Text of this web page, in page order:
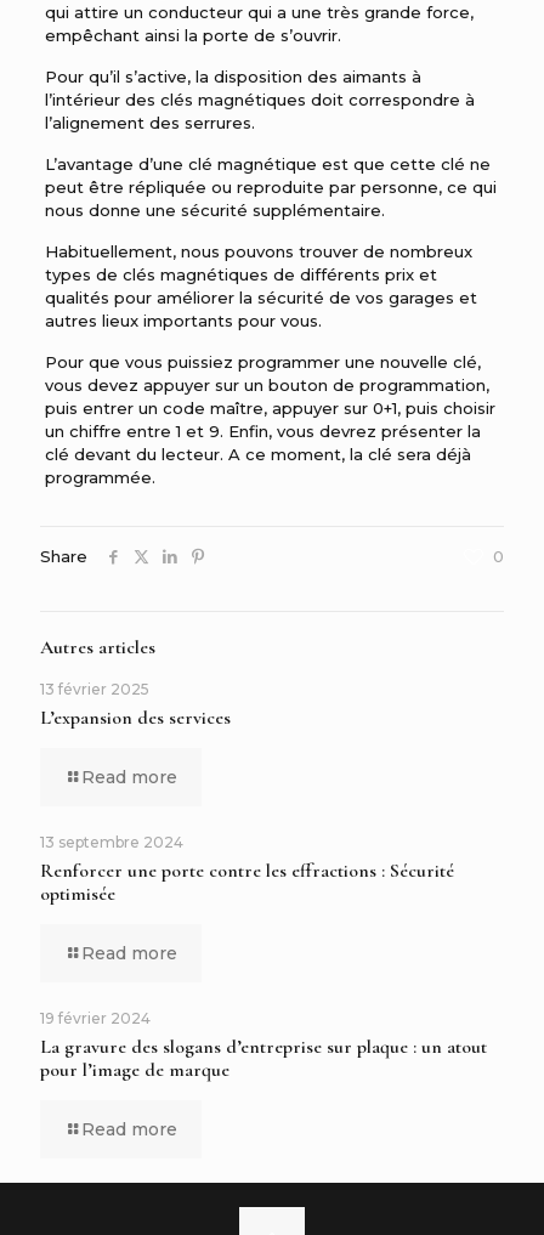
qui attire un conducteur qui a une très grande force,
empêchant ainsi la porte de s’ouvrir.
Pour qu’il s’active, la disposition des aimants à
l’intérieur des clés magnétiques doit correspondre à
l’alignement des serrures.
L’avantage d’une clé magnétique est que cette clé ne
peut être répliquée ou reproduite par personne, ce qui
nous donne une sécurité supplémentaire.
Habituellement, nous pouvons trouver de nombreux
types de clés magnétiques de différents prix et
qualités pour améliorer la sécurité de vos garages et
autres lieux importants pour vous.
Pour que vous puissiez programmer une nouvelle clé,
vous devez appuyer sur un bouton de programmation,
puis entrer un code maître, appuyer sur 0+1, puis choisir
un chiffre entre 1 et 9. Enfin, vous devrez présenter la
clé devant du lecteur. A ce moment, la clé sera déjà
programmée.
Share 0
Autres articles
13 février 2025
L’expansion des services
Read more
13 septembre 2024
Renforcer une porte contre les effractions : Sécurité
optimisée
Read more
19 février 2024
La gravure des slogans d’entreprise sur plaque : un atout
pour l’image de marque
Read more